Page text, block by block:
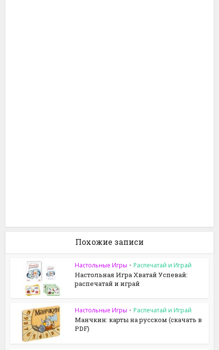
Похожие записи
Настольные Игры • Распечатай и Играй
Настольная Игра Хватай Успевай:
распечатай и играй
Настольные Игры • Распечатай и Играй
Манчкин: карты на русском (скачать в
PDF)